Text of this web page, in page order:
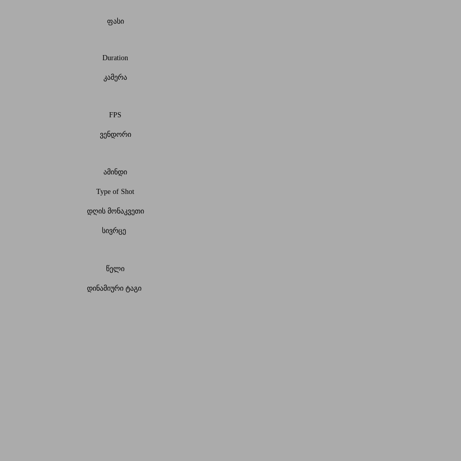
ფასი
Duration
კამერა
FPS
ვენდორი
ამინდი
Type of Shot
დღის მონაკვეთი
სივრცე
წელი
დინამიური ტაგი